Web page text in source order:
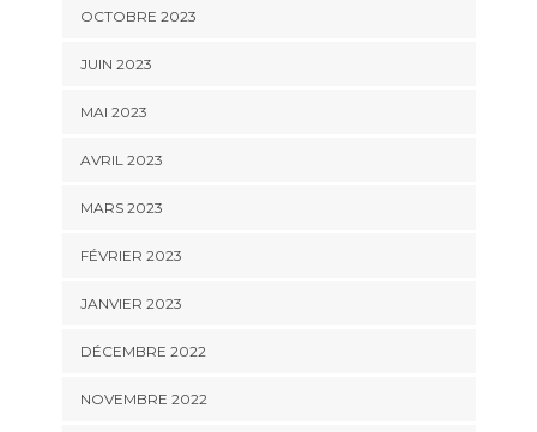
OCTOBRE 2023
JUIN 2023
MAI 2023
AVRIL 2023
MARS 2023
FÉVRIER 2023
JANVIER 2023
DÉCEMBRE 2022
NOVEMBRE 2022